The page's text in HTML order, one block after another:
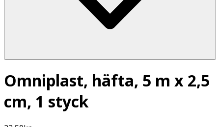
Omniplast, häfta, 5 m x 2,5
cm, 1 styck